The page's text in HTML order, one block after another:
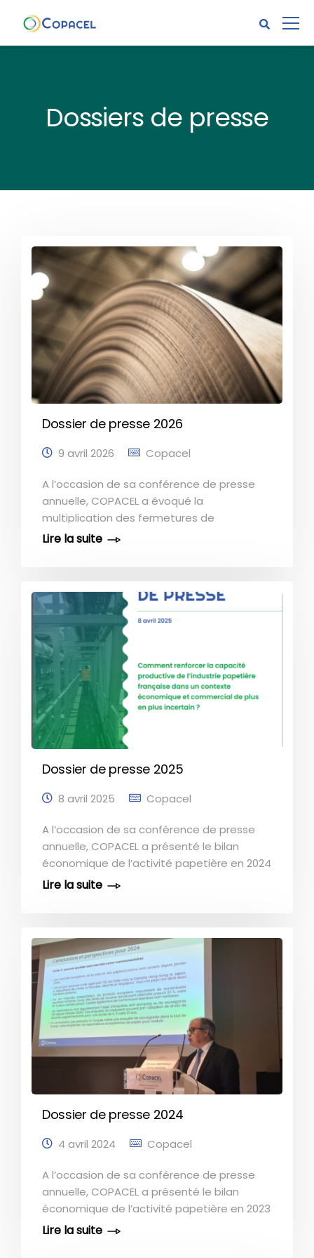
Dossiers de presse
Dossier de presse 2026
9 avril 2026 Copacel
A l’occasion de sa conférence de presse
annuelle, COPACEL a évoqué la
multiplication des fermetures de
papeteries au cours des 24 derniers mois,
COPACEL de présenter ses mesures à
destination des pouvoirs publics :
renforcement des dispositifs de protection
du marché européen, valorisation de
l’avantage compétitif du parc
électronucléaire français -dispositif « post-
ARENH »- , développement d’une politique
forestière davantage orientée vers sa
fonction économique, simplification du
cadre réglementaire, adaptation des
exigences environnementales aux
entreprises [...]
Dossier de presse 2025
8 avril 2025 Copacel
A l’occasion de sa conférence de presse
annuelle, COPACEL a présenté le bilan
économique de l’activité papetière en 2024
et dressé les perspectives pour l’année en
d’actualité, que sont l’impact des droits de
douane mis en place par les Etats-Unis et
l’organisation future du marché de
l’électricité (post ARENH). Les représentant
de COPACEL ont également abordé la
nécessaire baisse de la pression fiscale,
ainsi que la simplification de la législation,
notamment celle mise en place dans le
cadre du Pacte [...]
Dossier de presse 2024
4 avril 2024 Copacel
A l’occasion de sa conférence de presse
annuelle, COPACEL a présenté le bilan
économique de l’activité papetière en 2023
et dressé les perspectives pour l’année en